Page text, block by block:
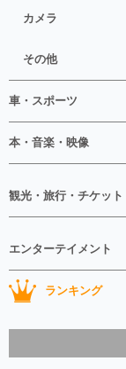
カメラ
その他
車・スポーツ
本・音楽・映像
観光・旅行・チケット
エンターテイメント
ランキング